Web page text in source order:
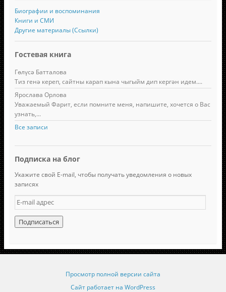
Биографии и воспоминания
Книги и СМИ
Другие материалы (Ссылки)
Гостевая книга
Гөлүсә Батталова
Тиз генә кереп, сайтны карап кына чыгыйм дип кергән идем....
Ярослава Орлова
Уважаемый Фарит, если помните меня, напишите, хочется о Вас
узнать,...
Все записи
Подписка на блог
Укажите свой E-mail, чтобы получать уведомления о новых
записях
E
-
m
a
l
Просмотр полной версии сайта
Сайт работает на WordPress